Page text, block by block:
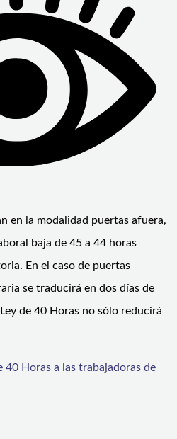
en la modalidad puertas afuera,
baja de 45 a 44 horas
En el caso de puertas
se traducirá en dos días de
de 40 Horas no sólo reducirá
40 Horas a las trabajadoras de